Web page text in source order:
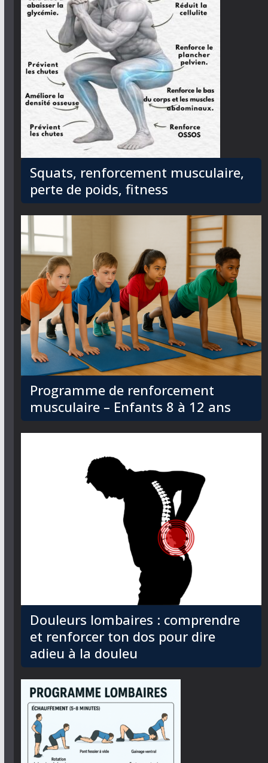
Squats, renforcement musculaire,
perte de poids, fitness
Programme de renforcement
musculaire – Enfants 8 à 12 ans
Douleurs lombaires : comprendre
et renforcer ton dos pour dire
adieu à la douleu